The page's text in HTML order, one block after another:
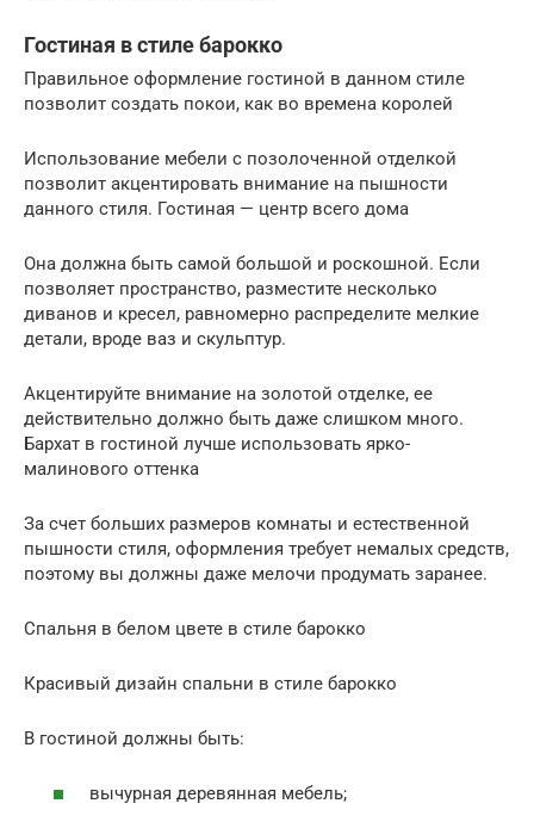
Гостиная в стиле барокко
Правильное оформление гостиной в данном стиле
позволит создать покои, как во времена королей
Использование мебели с позолоченной отделкой
позволит акцентировать внимание на пышности
данного стиля. Гостиная — центр всего дома
Она должна быть самой большой и роскошной. Если
позволяет пространство, разместите несколько
диванов и кресел, равномерно распределите мелкие
детали, вроде ваз и скульптур.
Акцентируйте внимание на золотой отделке, ее
действительно должно быть даже слишком много.
Бархат в гостиной лучше использовать ярко-
малинового оттенка
За счет больших размеров комнаты и естественной
пышности стиля, оформления требует немалых средств,
поэтому вы должны даже мелочи продумать заранее.
Спальня в белом цвете в стиле барокко
Красивый дизайн спальни в стиле барокко
В гостиной должны быть:
вычурная деревянная мебель;